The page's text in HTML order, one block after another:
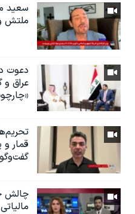
سعید
ملتش و
دعوت
عراق و
قمار
چالش